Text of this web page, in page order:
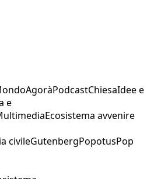
AgoràPodcastChiesaIdee e
e
Ecosistema avvenire
civileGutenbergPopotusPop